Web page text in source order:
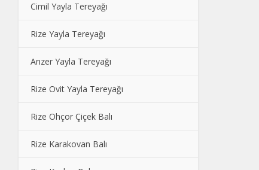
Cimil Yayla Tereyağı
Rize Yayla Tereyağı
Anzer Yayla Tereyağı
Rize Ovit Yayla Tereyağı
Rize Ohçor Çiçek Balı
Rize Karakovan Balı